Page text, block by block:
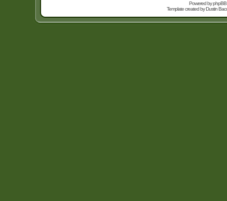
Powered byphpBB
Template created byDustin